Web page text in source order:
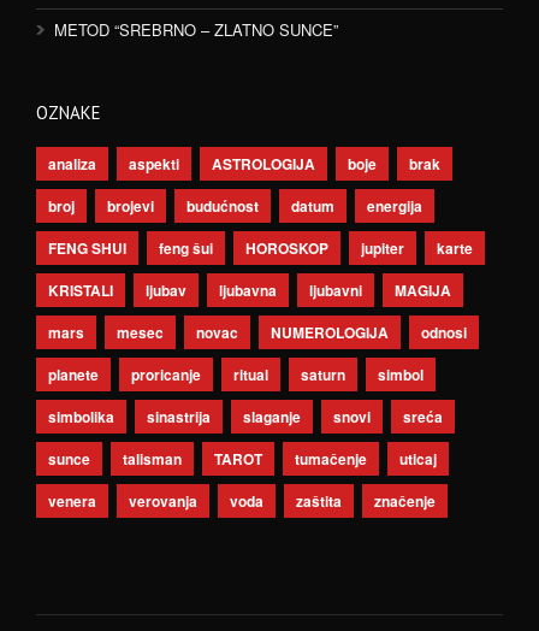
METOD “SREBRNO – ZLATNO SUNCE”
OZNAKE
analiza aspekti ASTROLOGIJA boje
brak
broj
brojevi budućnost datum
energija
FENG SHUI
feng šui HOROSKOP jupiter
karte
KRISTALI
ljubav ljubavna ljubavni
MAGIJA
mars
mesec novac NUMEROLOGIJA
odnosi
planete
proricanje ritual saturn
simbol
simbolika
sinastrija slaganje snovi
sreća
sunce
talisman TAROT tumačenje
uticaj
venera
verovanja voda zaštita značenje